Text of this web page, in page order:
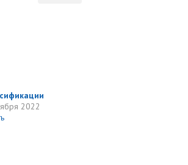
2022